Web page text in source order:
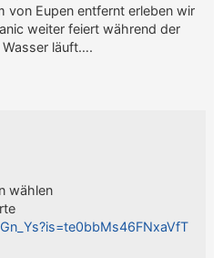
von Eupen entfernt erleben wir
weiter feiert während der
läuft….
wählen